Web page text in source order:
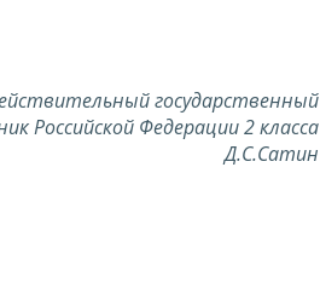
государственный
Российской Федерации 2 класса
Д.С.Сатин